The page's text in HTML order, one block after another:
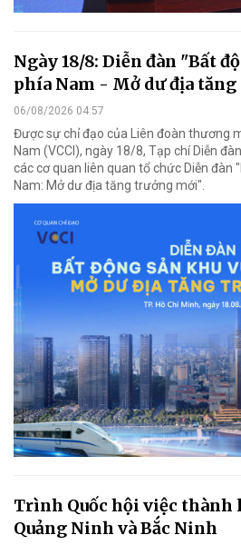
Ngày 18/8: Diễn đàn "Bất
phía Nam - Mở dư địa
06/08/2026 04:57
Được sự chỉ đạo của Liên đoàn thương
Nam (VCCI), ngày 18/8, Tạp chí Diễn
các cơ quan liên quan tổ chức Diễn đàn
Nam: Mở dư địa tăng trưởng mới".
Trình Quốc hội việc thành
Quảng Ninh và Bắc Ninh